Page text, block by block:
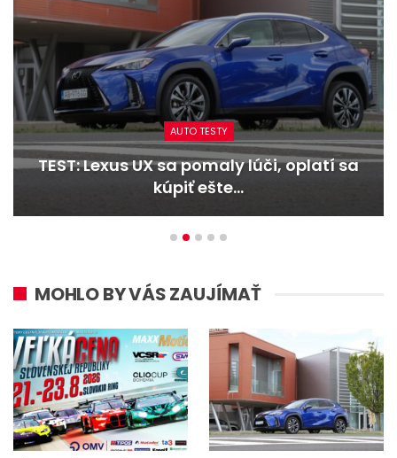
AUTO TESTY
TEST: Lexus UX sa pomaly lúči, oplatí sa
kúpiť ešte…
MOHLO BY VÁS ZAUJÍMAŤ